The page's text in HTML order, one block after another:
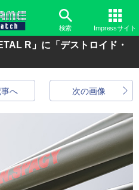
検索 Impressサイト
R」に「デストロイド・
次の画像
へ